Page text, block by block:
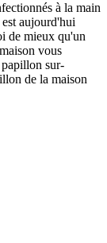
à la main
aujourd'hui
de mieux qu'un
vous
sur-
de la maison